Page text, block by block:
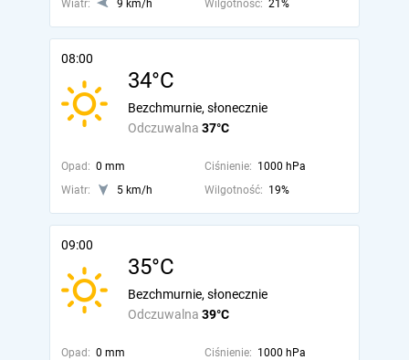
Wiatr: 9 km/h Wilgotność: 21%
08:00
34°C
Odczuwalna 37°C
Bezchmurnie, słonecznie
Opad: 0 mm Ciśnienie: 1000 hPa
Wiatr:
5 km/h Wilgotność: 19%
09:00
35°C
Odczuwalna 39°C
Bezchmurnie, słonecznie
Opad: 0 mm Ciśnienie: 1000 hPa